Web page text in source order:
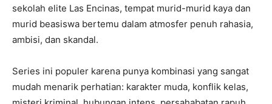
sekolah elite Las Encinas, tempat murid-murid kaya dan
murid beasiswa bertemu dalam atmosfer penuh rahasia,
ambisi, dan skandal.
Series ini populer karena punya kombinasi yang sangat
mudah menarik perhatian: karakter muda, konflik kelas,